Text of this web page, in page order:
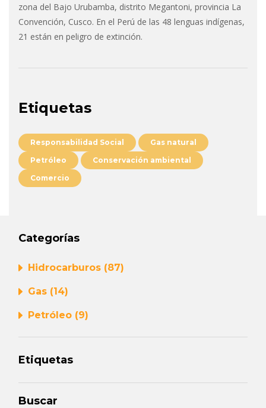
zona del Bajo Urubamba, distrito Megantoni, provincia La
Convención, Cusco. En el Perú de las 48 lenguas indígenas,
21 están en peligro de extinción.
Etiquetas
Responsabilidad Social
Gas natural
Petróleo
Conservación ambiental
Comercio
Categorías
Hidrocarburos (87)
Gas (14)
Petróleo (9)
Etiquetas
Buscar